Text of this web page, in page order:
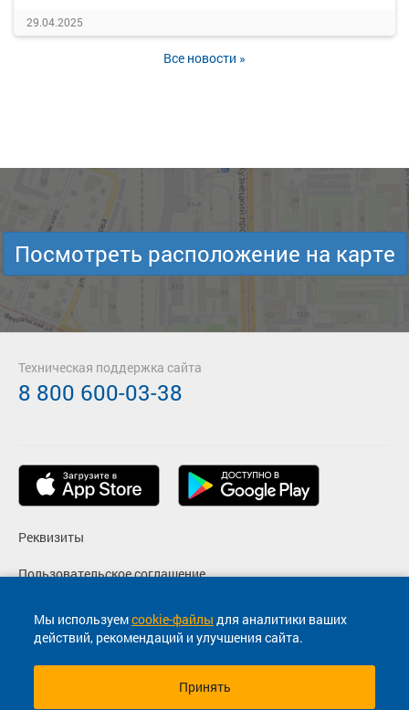
29.04.2025
Все новости »
Мы используемcookie-файлы для аналитики ваших
действий, рекомендаций и улучшения сайта.
Принять
Посмотреть расположение на карте
Реквизиты
Пользовательское соглашение
Политика конфиденциальности
Согласие на маркетинговые сообщения
Техническая поддержка сайта
8 800 600-03-38
© 2013-2026, ООО "Капитал"- Онлайн сервис продажи